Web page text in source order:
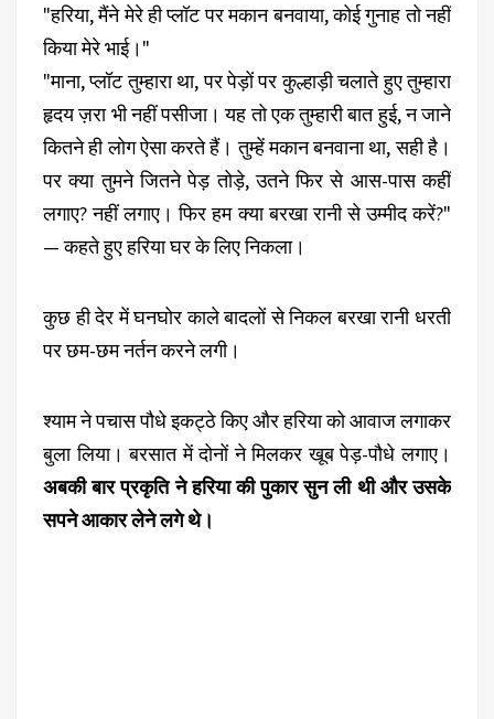
"हरिया, मैंने मेरे ही प्लॉट पर मकान बनवाया, कोई गुनाह तो नहीं
किया मेरे भाई।"
"माना, प्लॉट तुम्हारा था, पर पेड़ों पर कुल्हाड़ी चलाते हुए तुम्हारा
हृदय ज़रा भी नहीं पसीजा। यह तो एक तुम्हारी बात हुई, न जाने
कितने ही लोग ऐसा करते हैं। तुम्हें मकान बनवाना था, सही है।
पर क्या तुमने जितने पेड़ तोड़े, उतने फिर से आस-पास कहीं
लगाए? नहीं लगाए। फिर हम क्या बरखा रानी से उम्मीद करें?"
— कहते हुए हरिया घर के लिए निकला।
कुछ ही देर में घनघोर काले बादलों से निकल बरखा रानी धरती
पर छम-छम नर्तन करने लगी।
श्याम ने पचास पौधे इकट्ठे किए और हरिया को आवाज लगाकर
बुला लिया। बरसात में दोनों ने मिलकर खूब पेड़-पौधे लगाए।
अबकी बार प्रकृति ने हरिया की पुकार सुन ली थी और उसके
सपने आकार लेने लगे थे।